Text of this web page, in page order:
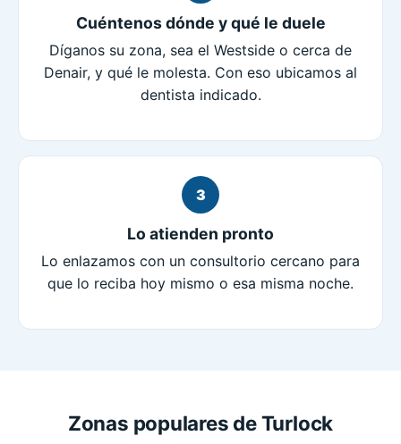
Cuéntenos dónde y qué le duele
Díganos su zona, sea el Westside o cerca de
Denair, y qué le molesta. Con eso ubicamos al
dentista indicado.
3
Lo atienden pronto
Lo enlazamos con un consultorio cercano para
que lo reciba hoy mismo o esa misma noche.
Zonas populares de Turlock